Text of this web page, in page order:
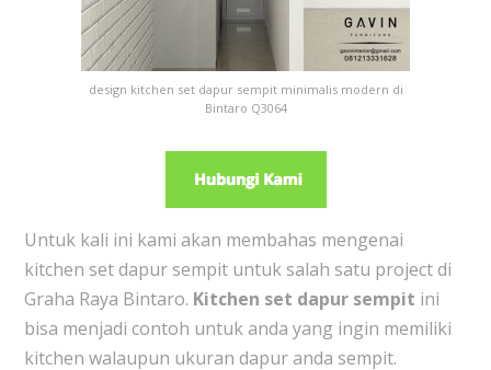
design kitchen set dapur sempit minimalis modern di
Bintaro Q3064
Untuk kali ini kami akan membahas mengenai
kitchen set dapur sempit untuk salah satu project di
Graha Raya Bintaro. Kitchen set dapur sempit ini
bisa menjadi contoh untuk anda yang ingin memiliki
kitchen walaupun ukuran dapur anda sempit.